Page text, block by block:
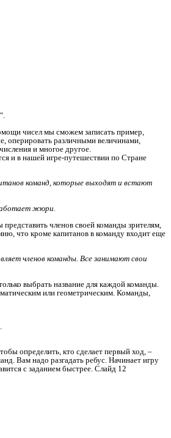
чисел мы сможем записать пример,
оперировать различными величинами,
и многое другое.
и в нашей игре-путешествии по Стране
команд, которые выходят и встают
жюри.
членов своей команды зрителям,
что кроме капитанов в команду входит еще
членов команды. Все занимают свои
выбрать название для каждой команды.
или геометрическим. Команды,
определить, кто сделает первый ход, –
Вам надо разгадать ребус. Начинает игру
с заданием быстрее. Слайд 12